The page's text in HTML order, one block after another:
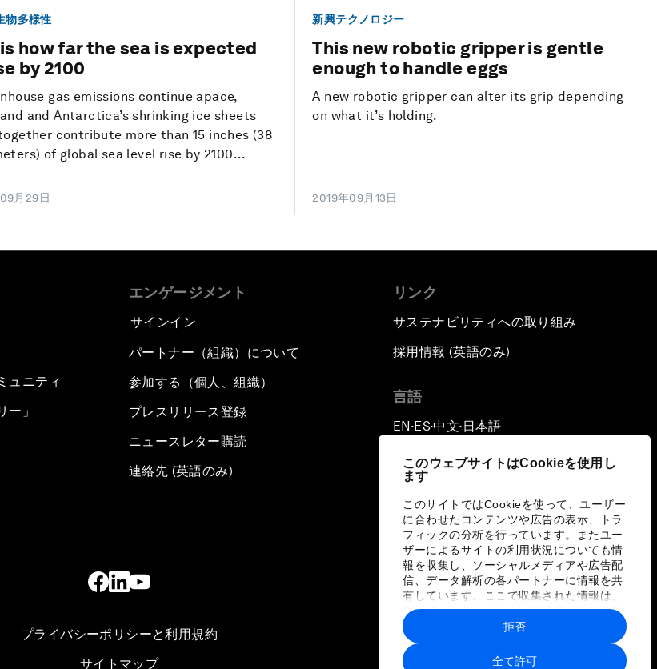
このウェブサイトはCookieを使用し
ます
このサイトではCookieを使って、ユーザー
に合わせたコンテンツや広告の表示、トラ
フィックの分析を行っています。またユー
ザーによるサイトの利用状況についても情
報を収集し、ソーシャルメディアや広告配
信、データ解析の各パートナーに情報を共
有しています。ここで収集された情報は、
ユーザーが各パートナーに提供した他の情
報や各パートナーのサービスを使用した際
に収集された情報と組み合わされ、各パー
トナーによって使用されることがありま
全て許可
拒否
物多様性
how far the sea is expected
by 2100
gas emissions continue apace,
and Antarctica’s shrinking ice sheets
contribute more than 15 inches (38
of global sea level rise by 2100...
月29日
新興テクノロジー
This new robotic gripper is gentle
enough to handle eggs
A new robotic gripper can alter its grip depending
on what it’s holding.
2019年09月13日
ュニティ
ー」
エンゲージメント
サインイン
パートナー（組織）について
参加する（個人、組織）
プレスリリース登録
ニュースレター購読
連絡先 (英語のみ)
リンク
サステナビリティへの取り組み
採用情報 (英語のみ)
言語
EN ▪ ES▪中文▪ 日本語
プライバシーポリシーと利用規約
サイトマップ